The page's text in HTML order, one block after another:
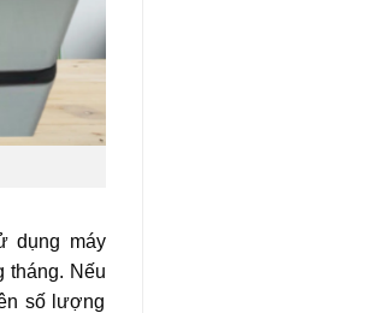
dụng máy
tháng. Nếu
số lượng